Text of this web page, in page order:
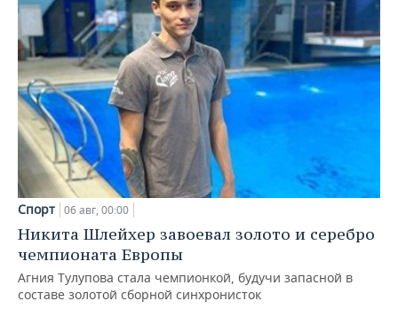
Спорт 06 авг, 00:00
Никита Шлейхер завоевал золото и серебро
чемпионата Европы
Агния Тулупова стала чемпионкой, будучи запасной в
составе золотой сборной синхронисток